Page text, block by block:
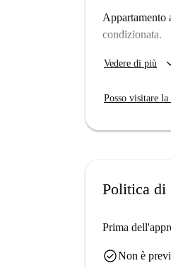
Appartamento
condizionata.
Ascensore
Vedere di più
Posso visitare
Politica di
Prima
check_circleNon è